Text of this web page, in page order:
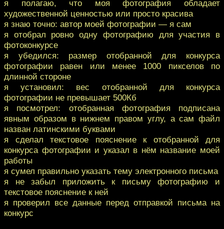
я полагаю, что моя фотография обладает
художественной ценностью или просто красива
я знаю точно: автор моей фотографии — я сам
я отобрал ровно одну фотографию для участия в
фотоконкурсе
я убедился: размер отобранной для конкурса
фотографии равен или менее 1000 пикселов по
длинной стороне
я установил: вес отобранной для конкурса
фотографии не превышает 500Кб
я посмотрел: отобранная фотография подписана
явным образом в нижнем правом углу, а сам файл
назван латинскими буквами
я сделал текстовое пояснение к отобранной для
конкурса фотографии и указал в нём название моей
работы
я сумел правильно указать тему электронного письма
я не забыл приложить к письму фотографию и
текстовое пояснение к ней
я проверил все данные перед отправкой письма на
конкурс